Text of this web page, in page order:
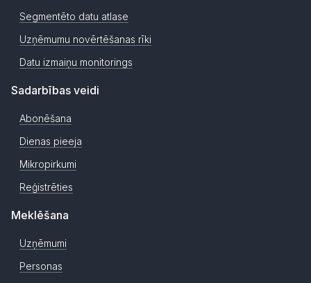
Segmentēto datu atlase
Uzņēmumu novērtēšanas rīki
Datu izmaiņu monitorings
Sadarbības veidi
Abonēšana
Dienas pieeja
Mikropirkumi
Reģistrēties
Meklēšana
Uzņēmumi
Personas